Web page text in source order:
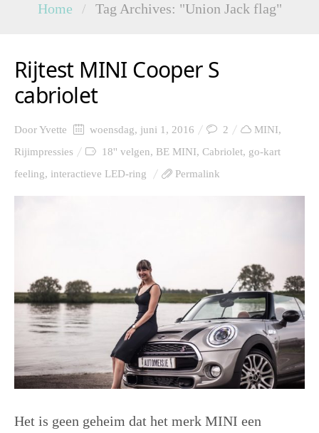
Home / Tag Archives: "Union Jack flag"
Rijtest MINI Cooper S
cabriolet
DoorYvette woensdag, juni 1, 2016 2 MINI,
Rijimpressies
18'' velgen, BE MINI, Cabriolet, go-kart
feeling, interactieve LED-ring Permalink
Het is geen geheim dat het merk MINI een